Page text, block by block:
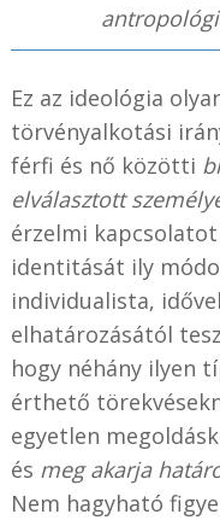
Ez az ideológia
törvényalkotási
férfi és nő közötti
elválasztott
érzelmi
identitását ily
individualista,
elhatározásától
hogy néhány ilyen
érthető
egyetlen
és meg akarja
Nem hagyható